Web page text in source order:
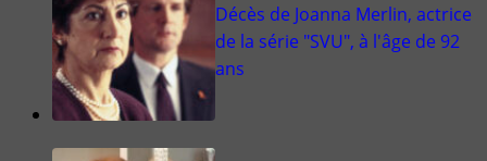
Décès de Joanna Merlin, actrice
de la série "SVU", à l'âge de 92
ans